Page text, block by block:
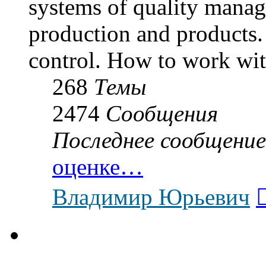
systems of quality
production and
control. How to work
268 Темы
2474 Сообщения
Последнее сообщение
оценке…
Владимир Юрьевич